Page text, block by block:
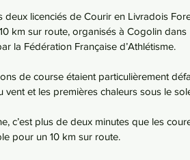
deux licenciés de Courir en Livradois
km sur route, organisés à Cogolin
la Fédération Française d’Athlétisme.
de course étaient particulièrement
vent et les premières chaleurs sous le
c’est plus de deux minutes que les
pour un 10 km sur route.